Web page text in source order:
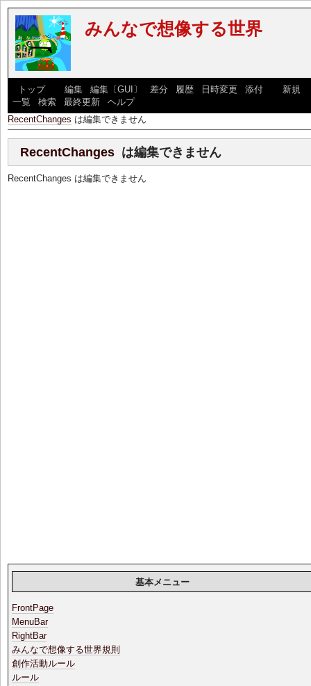
みんなで想像する世界
トップ] [ 編集| 編集〔GUI〕 差分 履歴| 日時変更 添付] [ 新規
一覧
検索| 最終更新| ヘルプ]
RecentChanges は編集できません
RecentChanges は編集できません
RecentChanges は編集できません
基本メニュー
FrontPage
MenuBar
RightBar
みんなで想像する世界規則
創作活動ルール
ルール